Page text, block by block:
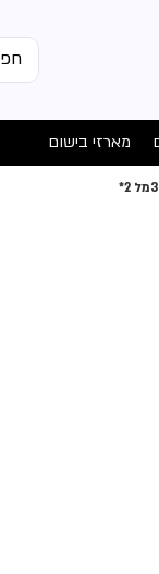
מארזי בישום